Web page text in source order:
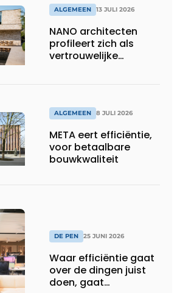
ALGEMEEN 13 JULI 2026
NANO architecten
profileert zich als
vertrouwelijke
ALGEMEEN 8 JULI 2026
META eert efficiëntie,
voor betaalbare
bouwkwaliteit
DE PEN 25 JUNI 2026
Waar efficiëntie gaat
over de dingen juist
doen, gaat